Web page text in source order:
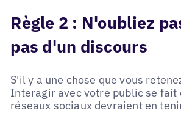
Règle 2 : N'oubliez
pas d'un discours
S'il y a une chose que vous
Interagir avec votre public se fait
réseaux sociaux devraient en